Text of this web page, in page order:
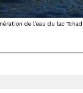
de l’eau du lac